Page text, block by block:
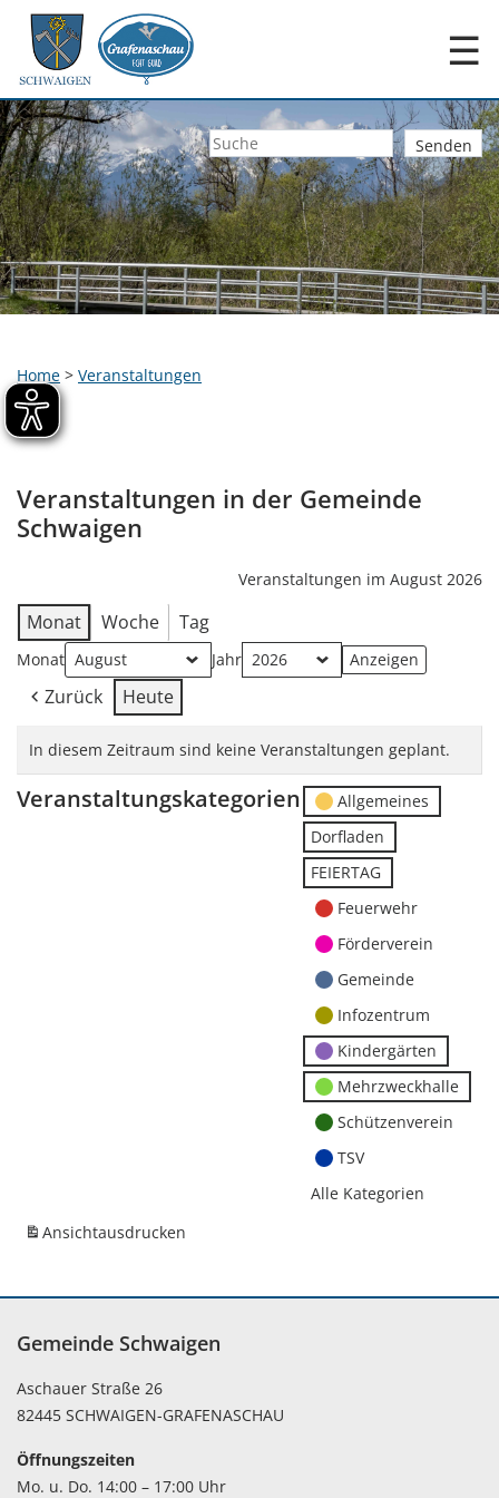
☰
Home > Veranstaltungen
Veranstaltungen in der Gemeinde
Schwaigen
Veranstaltungen im August 2026
Monat Woche Tag
Monat Jahr
Zurück Heute
In diesem Zeitraum sind keine Veranstaltungen geplant.
Veranstaltungskategorien
Allgemeines
Dorfladen
FEIERTAG
Feuerwehr
Förderverein
Gemeinde
Infozentrum
Kindergärten
Mehrzweckhalle
Schützenverein
TSV
Alle Kategorien
Ansichtausdrucken
Gemeinde Schwaigen
Aschauer Straße 26
82445 SCHWAIGEN-GRAFENASCHAU
Öffnungszeiten
Mo. u. Do. 14:00 – 17:00 Uhr